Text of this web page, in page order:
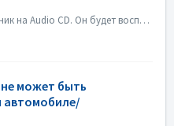
Пожалуйста, создайте сборник на Audio CD. Он будет воспроизводиться в том порядке, в котором вы добавили файлы. Если вы создадите другой сборник, который бу...
может быть
автомобиле/